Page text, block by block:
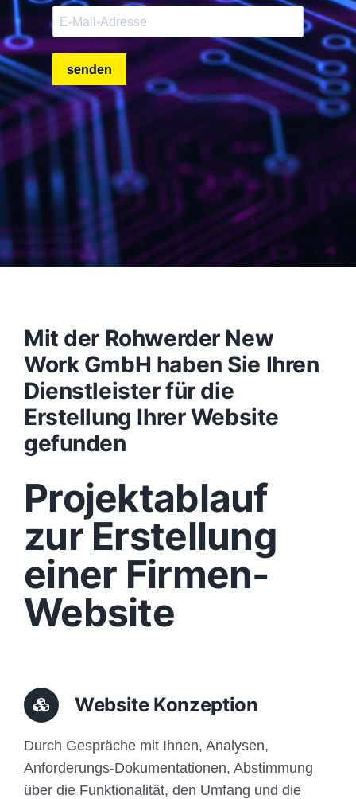
Mit der Rohwerder New
Work GmbH haben Sie Ihren
Dienstleister für die
Erstellung Ihrer Website
gefunden
Projektablauf
zur Erstellung
einer Firmen-
Website
Website Konzeption
Durch Gespräche mit Ihnen, Analysen,
Anforderungs-Dokumentationen, Abstimmung
über die Funktionalität, den Umfang und die